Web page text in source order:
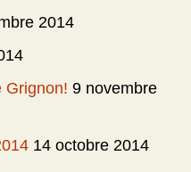
2014
Grignon! 9 novembre
14 octobre 2014